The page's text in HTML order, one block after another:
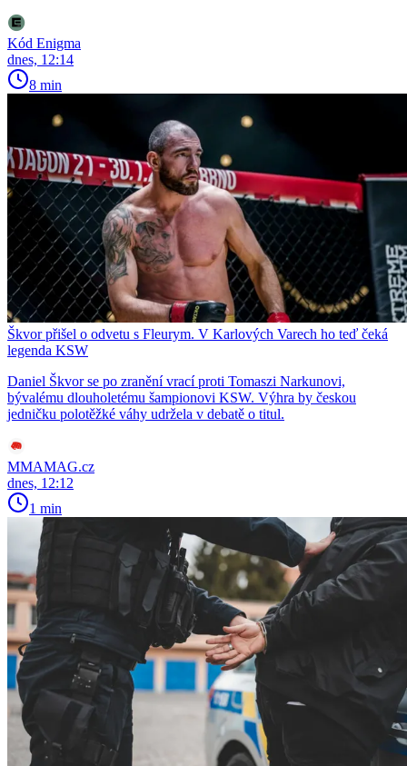
Kód Enigma
dnes, 12:14
8 min
Škvor přišel o odvetu s Fleurym. V Karlových Varech ho teď čeká
legenda KSW
Daniel Škvor se po zranění vrací proti Tomaszi Narkunovi,
bývalému dlouholetému šampionovi KSW. Výhra by českou
jedničku polotěžké váhy udržela v debatě o titul.
MMAMAG.cz
dnes, 12:12
1 min